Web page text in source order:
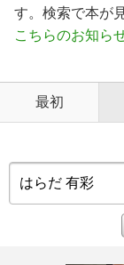
す。検索で本が
こちらのお知ら
最初